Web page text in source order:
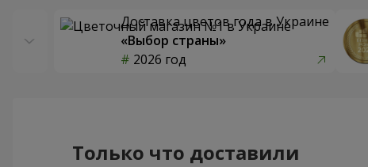
Доставка цветов года в Украине
«Выбор страны»
2026 год
Только что доставили